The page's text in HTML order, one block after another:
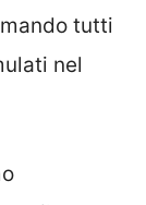
tutti
nel